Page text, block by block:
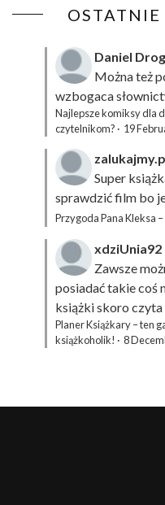
Daniel
Można też
wzbogaca
Najlepsze komiksy dla
czytelnikom? · 19
Super
sprawdzić film bo
Przygoda Pana Kleksa
xdziUnia92
Zawsze
posiadać takie coś
książki skoro czyta
Planer Książkary – ten
książkoholik! · 8